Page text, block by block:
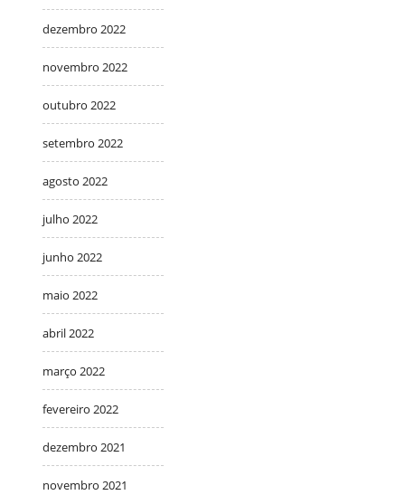
dezembro 2022
novembro 2022
outubro 2022
setembro 2022
agosto 2022
julho 2022
junho 2022
maio 2022
abril 2022
março 2022
fevereiro 2022
dezembro 2021
novembro 2021